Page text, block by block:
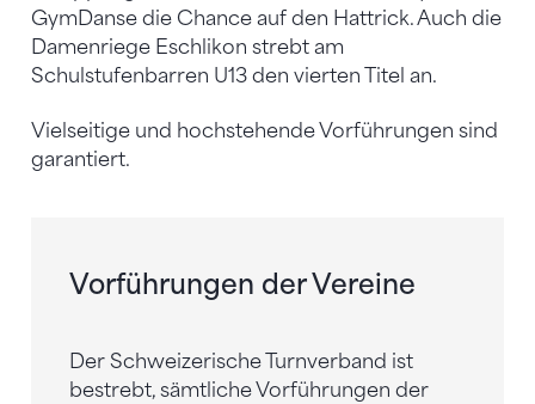
GymDanse die Chance auf den Hattrick. Auch die
Damenriege Eschlikon strebt am
Schulstufenbarren U13 den vierten Titel an.
Vielseitige und hochstehende Vorführungen sind
garantiert.
Vorführungen der Vereine
Der Schweizerische Turnverband ist
bestrebt, sämtliche Vorführungen der